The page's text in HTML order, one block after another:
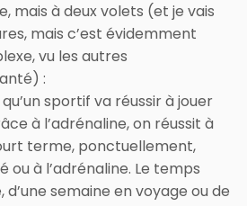
mais à deux volets (et je vais
mais c’est évidemment
vu les autres
:
sportif va réussir à jouer
à l’adrénaline, on réussit à
terme, ponctuellement,
à l’adrénaline. Le temps
d’une semaine en voyage ou de